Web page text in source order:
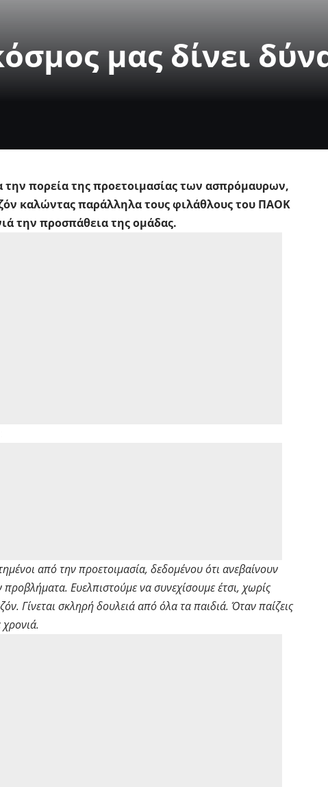
μας δίνει
την πορεία της προετοιμασίας των ασπρόμαυρων,
καλώντας παράλληλα τους φιλάθλους του ΠΑΟΚ
την προσπάθεια της ομάδας.
από την προετοιμασία, δεδομένου ότι ανεβαίνουν
Ευελπιστούμε να συνεχίσουμε έτσι, χωρίς
Γίνεται σκληρή δουλειά από όλα τα παιδιά. Όταν παίζεις
χρονιά.